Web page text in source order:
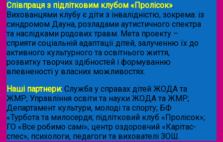
Співпраця з підлітковим клубом «Пролісок».
Вихованцями клубу є діти з інвалідністю, зокрема: із
синдромом Дауна, розладами аутистичного спектра
та наслідками родових травм. Мета проекту –
сприяти соціальній адаптації дітей, залученню їх до
активного культурного та освітнього життя,
розвитку творчих здібностей і формуванню
впевненості у власних можливостях.
Наші партнери: Служба у справах дітей ЖОДА та
ЖМР; Управління освіти та науки ЖОДА та ЖМР;
Департамент культури, молоді та спорту; БФ
«Турбота та милосердя; підлітковий клуб «Пролісок»;
ГО «Все робимо самі»; центр оздоровчий «Карітас-
спес»; психологи, педагоги та вихователі ЗОШ.